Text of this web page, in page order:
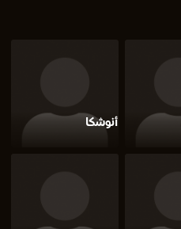
أنوشكا